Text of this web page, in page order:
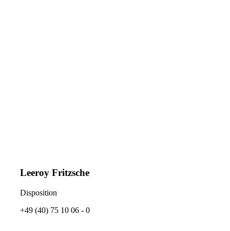
Leeroy Fritzsche
Disposition
+49 (40) 75 10 06 - 0